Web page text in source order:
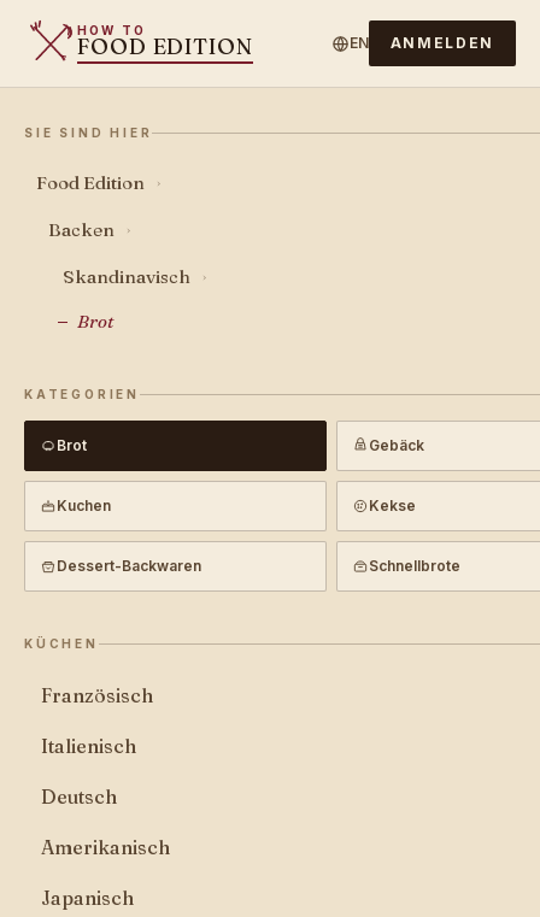
HOW TO
FOOD EDITION EN ANMELDEN
SIE SIND HIER
Food Edition ›
Backen ›
Skandinavisch ›
Brot
KATEGORIEN
Brot Gebäck
Kuchen Kekse
Dessert-Backwaren Schnellbrote
KÜCHEN
Französisch
Italienisch
Deutsch
Amerikanisch
Japanisch